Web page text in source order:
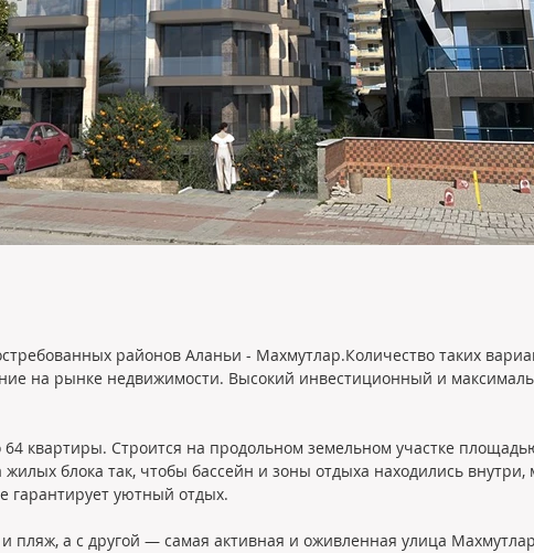
районов Аланьи - Махмутлар.Количество таких
на рынке недвижимости. Высокий инвестиционный и
64 квартиры. Строится на продольном земельном участке
жилых блока так, чтобы бассейн и зоны отдыха находились
гарантирует уютный отдых.
пляж, а с другой — самая активная и оживленная улица